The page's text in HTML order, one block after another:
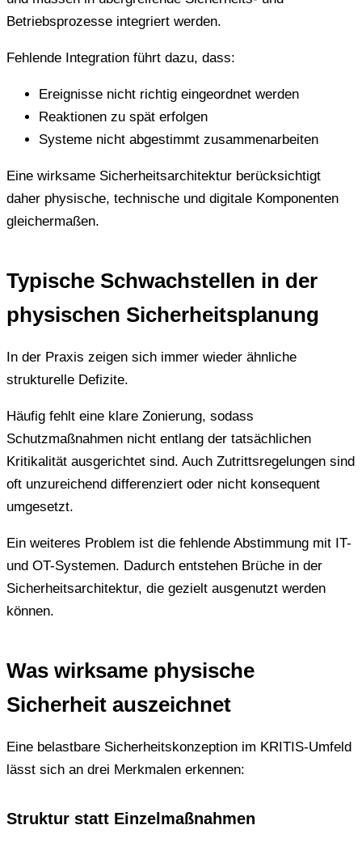
Betriebsprozesse integriert werden.
Fehlende Integration führt dazu, dass:
Ereignisse nicht richtig eingeordnet werden
Reaktionen zu spät erfolgen
Systeme nicht abgestimmt zusammenarbeiten
Eine wirksame Sicherheitsarchitektur berücksichtigt
daher physische, technische und digitale Komponenten
gleichermaßen.
Typische Schwachstellen in der
physischen Sicherheitsplanung
In der Praxis zeigen sich immer wieder ähnliche
strukturelle Defizite.
Häufig fehlt eine klare Zonierung, sodass
Schutzmaßnahmen nicht entlang der tatsächlichen
Kritikalität ausgerichtet sind. Auch Zutrittsregelungen sind
oft unzureichend differenziert oder nicht konsequent
umgesetzt.
Ein weiteres Problem ist die fehlende Abstimmung mit IT-
und OT-Systemen. Dadurch entstehen Brüche in der
Sicherheitsarchitektur, die gezielt ausgenutzt werden
können.
Was wirksame physische
Sicherheit auszeichnet
Eine belastbare Sicherheitskonzeption im KRITIS-Umfeld
lässt sich an drei Merkmalen erkennen:
Struktur statt Einzelmaßnahmen